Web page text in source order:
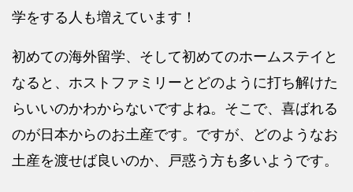
学をする人も増えています！
初めての海外留学、そして初めてのホームステイと
なると、ホストファミリーとどのように打ち解けた
らいいのかわからないですよね。そこで、喜ばれる
のが日本からのお土産です。ですが、どのようなお
土産を渡せば良いのか、戸惑う方も多いようです。